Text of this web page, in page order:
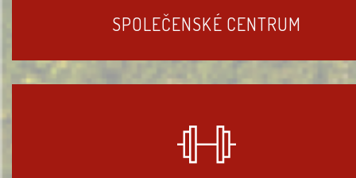
SPOLEČENSKÉ CENTRUM